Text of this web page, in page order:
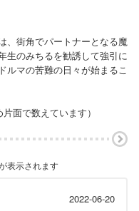
、街角でパートナーとなる魔
生のみちるを勧誘して強引に
ルマの苦難の日々が始まるこ
面で数えています）
表示されます
2022-06-20